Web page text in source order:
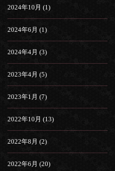
2024年10月 (1)
2024年6月 (1)
2024年4月 (3)
2023年4月 (5)
2023年1月 (7)
2022年10月 (13)
2022年8月 (2)
2022年6月 (20)